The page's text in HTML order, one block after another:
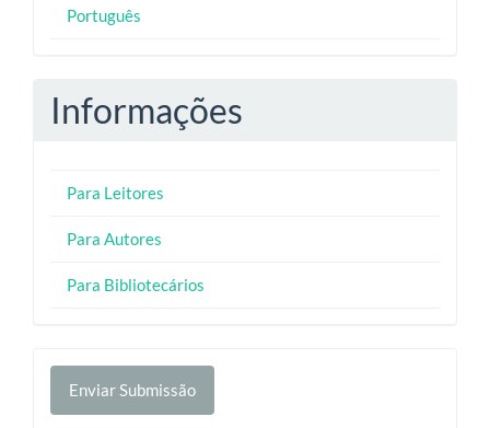
Português
Informações
Para Leitores
Para Autores
Para Bibliotecários
Enviar
Submissão
Enviar Submissão